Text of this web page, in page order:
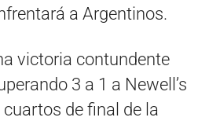
a Argentinos.
victoria contundente
3 a 1 a Newell’s
de final de la